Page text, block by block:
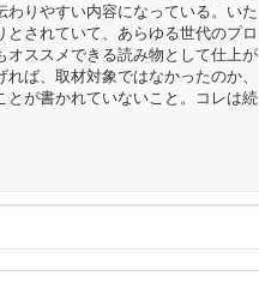
わりやすい内容になっている。いた
されていて、あらゆる世代のプロ
オススメできる読み物として仕上が
ば、取材対象ではなかったのか、
とが書かれていないこと。コレは続